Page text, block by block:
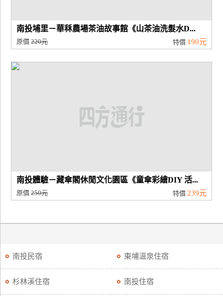
南投埔里－華秝農場茶油故事館《山茶油洗髮水D...
原價220元 特價 190元
南投體驗－藏傘閣休閒文化園區《童傘彩繪DIY 活...
原價250元 特價 239元
南投民宿 東埔溫泉住宿
杉林溪住宿 南投住宿